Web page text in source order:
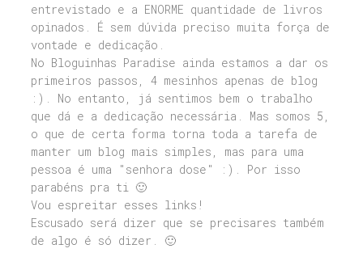
entrevistado e a ENORME quantidade de livros
opinados. É sem dúvida preciso muita força de
vontade e dedicação.
No Bloguinhas Paradise ainda estamos a dar os
primeiros passos, 4 mesinhos apenas de blog
:). No entanto, já sentimos bem o trabalho
que dá e a dedicação necessária. Mas somos 5,
o que de certa forma torna toda a tarefa de
manter um blog mais simples, mas para uma
pessoa é uma "senhora dose" :). Por isso
parabéns pra ti 🙂
Vou espreitar esses links!
Escusado será dizer que se precisares também
de algo é só dizer. 🙂